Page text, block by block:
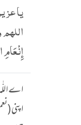
يا
إِنْعَامِ
اے
اپنی